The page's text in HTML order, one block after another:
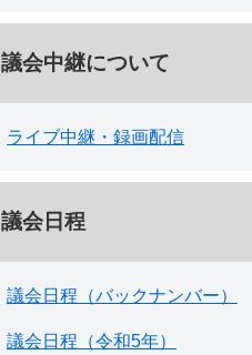
議会中継について
ライブ中継・録画配信
議会日程
議会日程（バックナンバー）
議会日程（令和5年）